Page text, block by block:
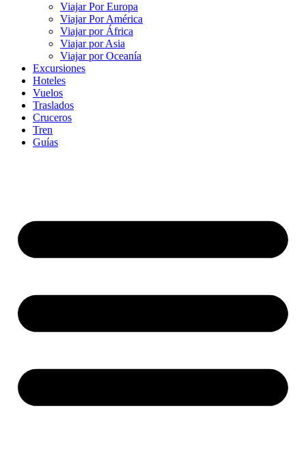
Viajar Por Europa
Viajar Por América
Viajar por África
Viajar por Asia
Viajar por Oceanía
Excursiones
Hoteles
Vuelos
Traslados
Cruceros
Tren
Guías